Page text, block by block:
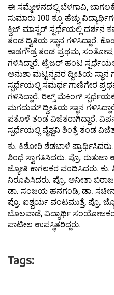
ಈ ಸಮ್ಮೇಳನದಲ್ಲಿ ಬೆಳಗಾವಿ,
ಸುಮಾರು 100 ಕ್ಕೂ ಹೆಚ್ಚು
ಕ್ವಿಜ್ ಮಾಸ್ಟರ್ ಸ್ಪರ್ಧೆಯಲ್ಲಿ ದರ್ಶನ
ತಂಡ ದ್ವಿತಿಯ ಸ್ಥಾನ ಗಳಿಸಿದ್ದಾರೆ.
ಕಾಡಗೌಡ್ರ ತಂಡ ಪ್ರಥಮ, ಸಂತೋಷ
ಗಳಿಸಿದ್ದಾರೆ. ಟ್ರೆಜರ್ ಹಂಟ
ಅನುಶಾ ಮಟ್ಟನ್ನವರ ದ್ವೀತಿಯ
ಸ್ಪರ್ಧೆಯಲ್ಲಿ ಸಮರ್ಥ ಗಾಣಿಗೇರ
ಗಳಿಸಿದ್ದಾರೆ. ರಿಲ್ಸ್ ಮೆಕಿಂಗ್
ಮಗದುಮ್ ದ್ವೀತಿಯ ಸ್ಥಾನ
ಪತೊಳೆ ತಂಡ ವಿಜೆತರಾಗಿದ್ದಾರೆ.
ಸ್ಪರ್ಧೆಯಲ್ಲಿ ವೈಶ್ಣವಿ ಶಿಂತ್ರೆ ತಂಡ
ಕು. ಕಿಶೋರಿ ಶೆಡಬಾಳೆ
ಶಿಂಧೆ ಸ್ವಾಗತಿಸಿದರು. ಪ್ರೊ.
ಜ್ಯೋತಿ ಕಾಗಲಕರ ವಂದಿಸಿದರು. ಕು.
ನಿರೂಪಿಸಿದರು. ಪ್ರೊ. ಅನೀತಾ
ಡಾ. ಸಂಜಯ ಹನಗಂಡಿ, ಡಾ.
ಪ್ರೊ. ಐಶ್ವರ್ಯ ವಂಟಮುತ್ತೆ, ಪ್ರೊ.
ಬೊಲವಾಡೆ, ವಿದ್ಯಾರ್ಥಿ
ಪಾಟೀಲ ಉಪಸ್ಥಿತರಿದ್ದರು.
Tags: